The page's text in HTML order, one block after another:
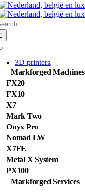
3D printers
Markforged Machines
FX20
FX10
X7
Mark Two
Onyx Pro
Nomad LW
X7FE
Metal X System
PX100
Markforged Services